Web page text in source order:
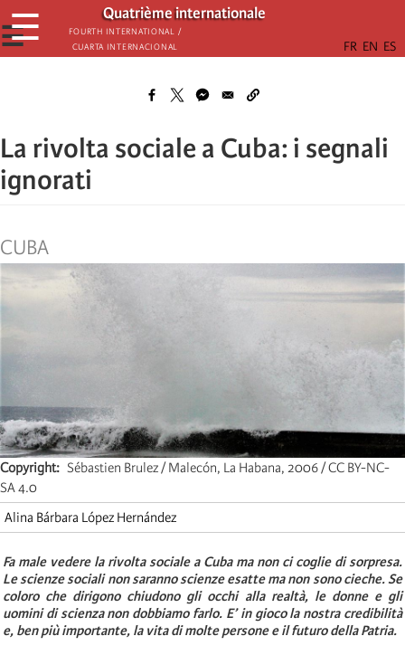
Skip
to
main
Quatrième internationale
Fourth International /
Cuarta Internacional
☰
☰
La rivolta sociale a Cuba: i segnali
ignorati
CUBA
Copyright
Sébastien Brulez / Malecón, La Habana, 2006 / CC BY-NC-
SA 4.0
Alina Bárbara López Hernández
Fa male vedere la rivolta sociale a Cuba ma non ci coglie di sorpresa.
Le scienze sociali non saranno scienze esatte ma non sono cieche. Se
coloro che dirigono chiudono gli occhi alla realtà, le donne e gli
uomini di scienza non dobbiamo farlo. E’ in gioco la nostra credibilità
e, ben più importante, la vita di molte persone e il futuro della Patria.